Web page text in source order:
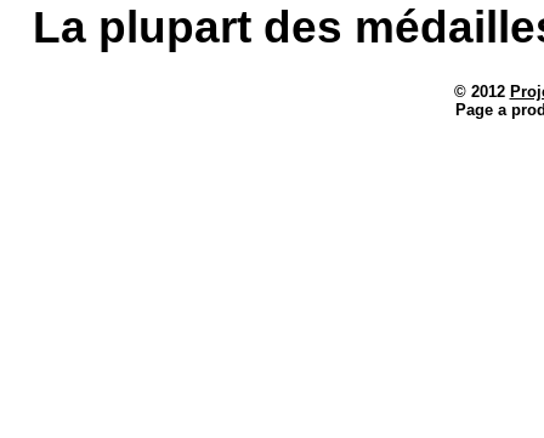
La plupart des
© 2012
Page a